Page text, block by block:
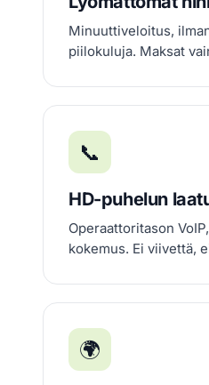
Minuuttiveloitus,
piilokuluja. Maksat
📞
HD-puhelun
Operaattoritason
kokemus. Ei viivettä,
🌍